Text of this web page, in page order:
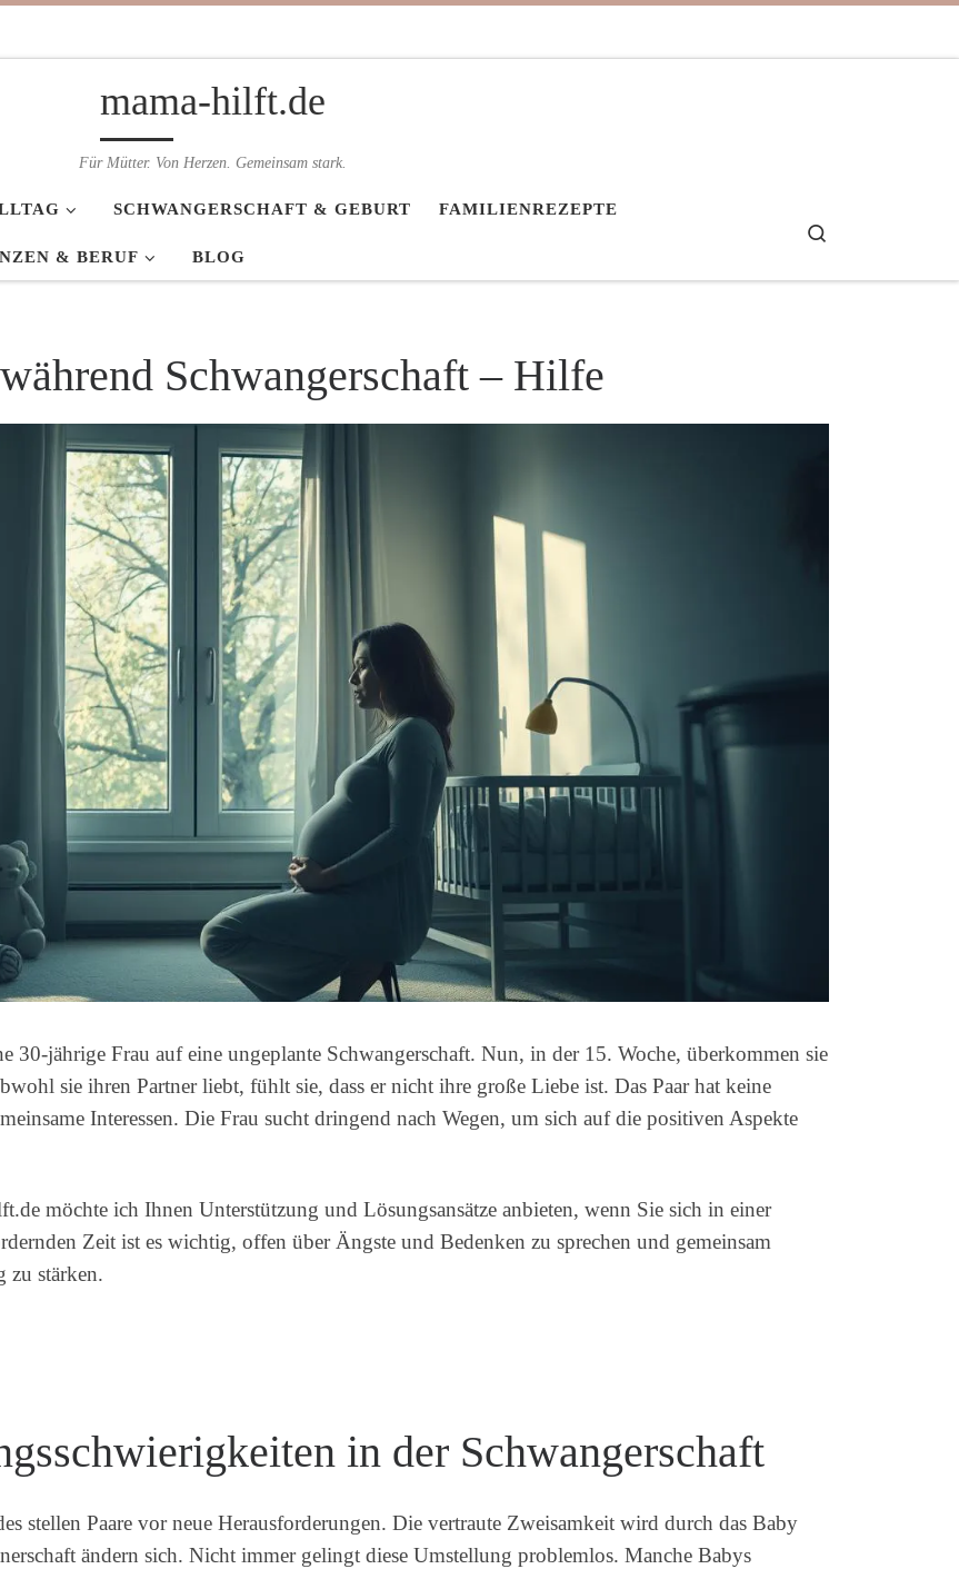
mama-hilft.de
Für Mütter. Von Herzen. Gemeinsam stark.
SCHWANGERSCHAFT & GEBURT FAMILIENREZEPTE
& BERUF BLOG
Schwangerschaft – Hilfe
30-jährige Frau auf eine ungeplante Schwangerschaft. Nun, in der 15. Woche, überkommen sie
sie ihren Partner liebt, fühlt sie, dass er nicht ihre große Liebe ist. Das Paar hat keine
Interessen. Die Frau sucht dringend nach Wegen, um sich auf die positiven Aspekte
möchte ich Ihnen Unterstützung und Lösungsansätze anbieten, wenn Sie sich in einer
Zeit ist es wichtig, offen über Ängste und Bedenken zu sprechen und gemeinsam
zu stärken.
in der Schwangerschaft
stellen Paare vor neue Herausforderungen. Die vertraute Zweisamkeit wird durch das Baby
ändern sich. Nicht immer gelingt diese Umstellung problemlos. Manche Babys